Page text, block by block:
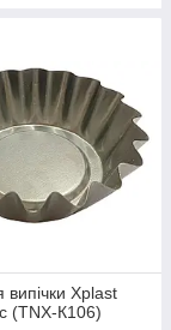
Xplast
(TNX-К106)